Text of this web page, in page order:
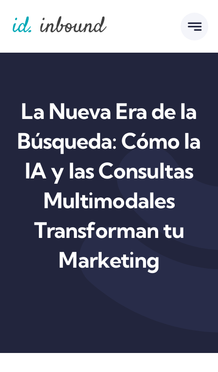
content
La Nueva Era de la
Búsqueda: Cómo la
IA y las Consultas
Multimodales
Transforman tu
Marketing